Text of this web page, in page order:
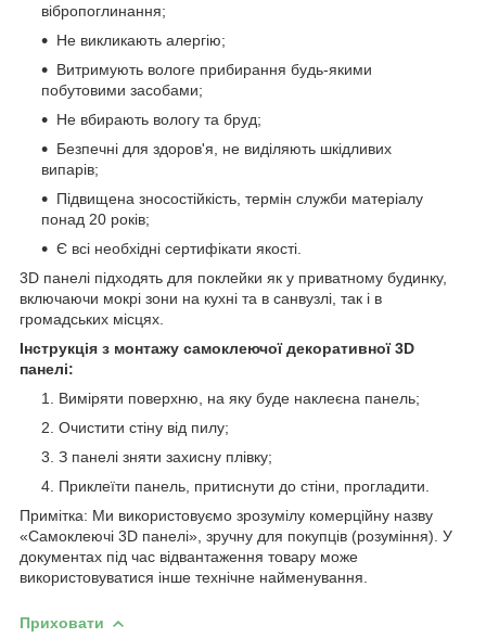
вібропоглинання;
Не викликають алергію;
Витримують вологе прибирання будь-якими
побутовими засобами;
Не вбирають вологу та бруд;
Безпечні для здоров'я, не виділяють шкідливих
випарів;
Підвищена зносостійкість, термін служби матеріалу
понад 20 років;
Є всі необхідні сертифікати якості.
3D панелі підходять для поклейки як у приватному будинку,
включаючи мокрі зони на кухні та в санвузлі, так і в
громадських місцях.
Інструкція з монтажу самоклеючої декоративної 3D
панелі:
Виміряти поверхню, на яку буде наклеєна панель;
Очистити стіну від пилу;
З панелі зняти захисну плівку;
Приклеїти панель, притиснути до стіни, прогладити.
Примітка: Ми використовуємо зрозумілу комерційну назву
«Самоклеючі 3D панелі», зручну для покупців (розуміння). У
документах під час відвантаження товару може
використовуватися інше технічне найменування.
Приховати